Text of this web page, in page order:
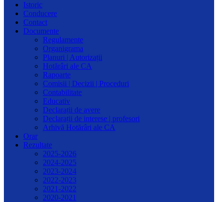
Istoric
Conducere
Contact
Documente
Regulamente
Organigrama
Planuri | Autorizații
Hotărâri ale CA
Rapoarte
Comisii | Decizii | Proceduri
Contabilitate
Educativ
Declarații de avere
Declarații de interese | profesori
Arhivă Hotărâri ale CA
Orar
Rezultate
2025-2026
2024-2025
2023-2024
2022-2023
2021-2022
2020-2021